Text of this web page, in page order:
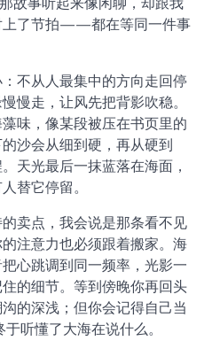
上了节拍——都在等同一件事
不从人最集中的方向走回停
慢走，让风先把背影吹稳。
味，像某段被压在书页里的
沙会从细到硬，再从硬到
天光最后一抹蓝落在海面，
替它停留。
卖点，我会说是那条看不见
注意力也必须跟着搬家。海
心跳调到同一频率，光影一
的细节。等到傍晚你再回头
的深浅；但你会记得自己当
听懂了大海在说什么。